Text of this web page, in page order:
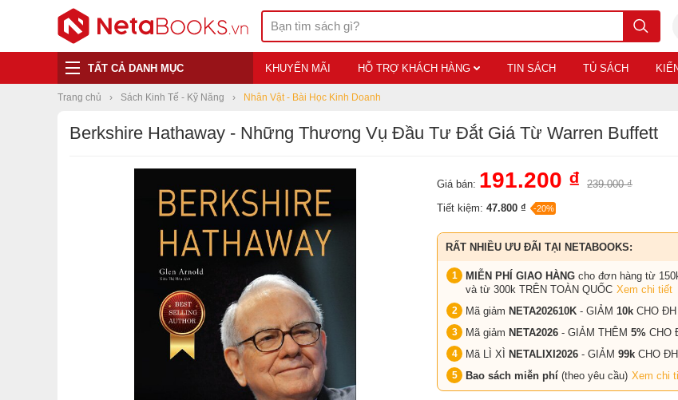
TẤT CẢ DANH MỤC KHUYẾN MÃI HỖ TRỢ KHÁCH HÀNG TIN SÁCH TỦ SÁCH
Trang chủ Sách Kinh Tế - Kỹ Năng Nhân Vật - Bài Học Kinh Doanh
Berkshire Hathaway - Những Thương Vụ Đầu Tư Đắt Giá Từ Warren Buffett
Giá bán: 191.200 ₫
239.000 ₫
Tiết kiệm: 47.800 ₫ -20%
RẤT NHIỀU ƯU ĐÃI TẠI NETABOOKS:
MIỄN PHÍ GIAO HÀNG cho đơn hàng từ
và từ 300k TRÊN TOÀN QUỐC Xem chi tiết
Mã giảm NETA202610K - GIẢM 10k CHO
Mã giảm NETA2026 - GIẢM THÊM 5% CHO
Mã LÌ XÌ
NETALIXI2026 - GIẢM 99k CHO
Bao sách miễn phí (theo yêu cầu) Xem chi